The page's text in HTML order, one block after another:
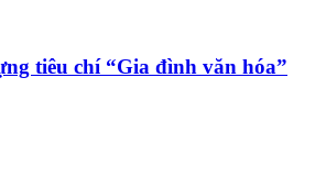
tiêu chí “Gia đình văn hóa”